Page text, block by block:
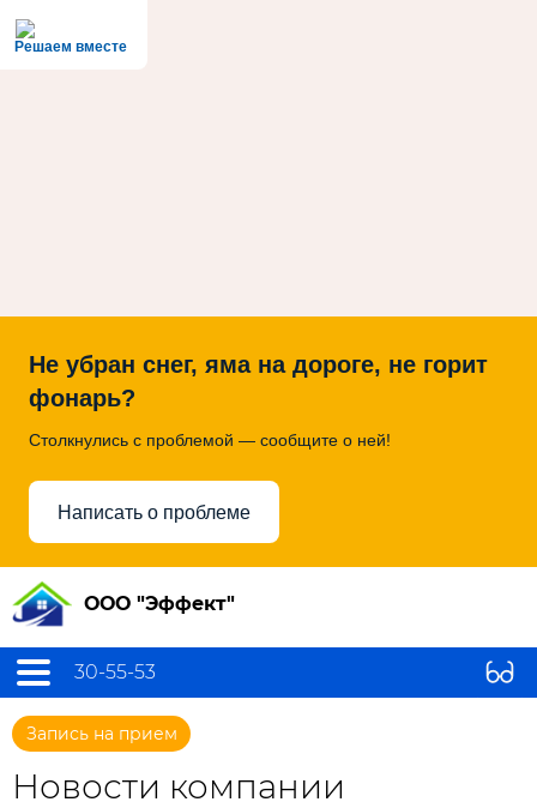
Решаем вместе
Не убран снег, яма на дороге, не горит
фонарь?
Столкнулись с проблемой — сообщите о ней!
Написать о проблеме
ООО "Эффект"
30-55-53
Запись на прием
Новости компании